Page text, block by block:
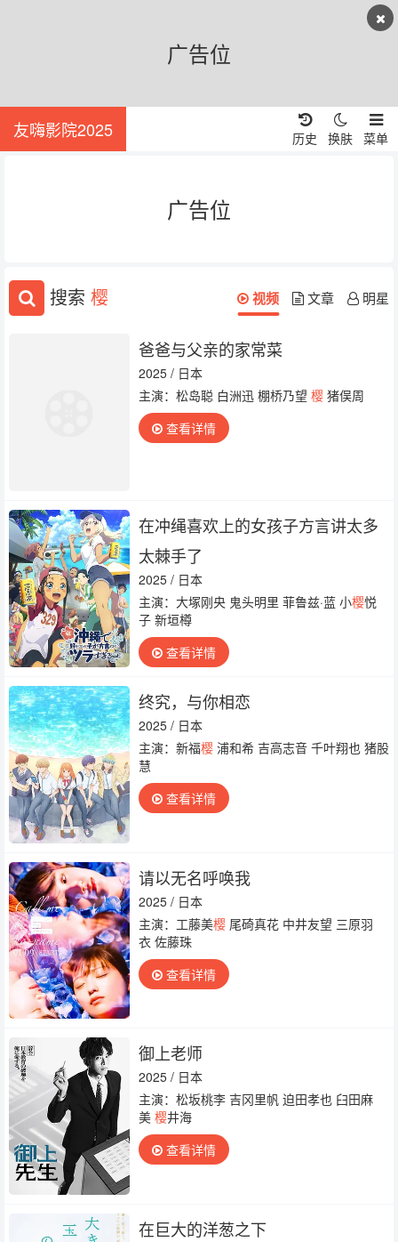
广告位
友嗨影院2025 菜单
换肤
历史
广告位
搜索 樱 视频 文章 明星
爸爸与父亲的家常菜
2025 / 日本
主演：松岛聪 白洲迅 棚桥乃望 樱猪俣周
查看详情
在冲绳喜欢上的女孩子方言讲太多
太棘手了
2025 / 日本
主演：大塚刚央 鬼头明里 菲鲁兹·蓝 小樱悦
子 新垣樽
查看详情
终究，与你相恋
2025 / 日本
主演：新福樱浦和希 吉高志音 千叶翔也 猪股
慧
查看详情
请以无名呼唤我
2025 / 日本
主演：工藤美樱尾碕真花 中井友望 三原羽
衣 佐藤珠
查看详情
御上老师
2025 / 日本
主演：松坂桃李 吉冈里帆 迫田孝也 臼田麻
美 樱井海
查看详情
在巨大的洋葱之下